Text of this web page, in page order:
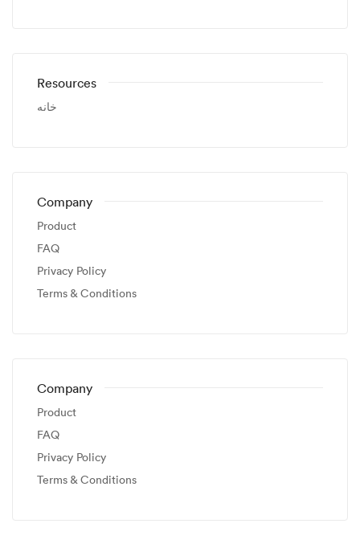
Resources
خانه
Company
Product
FAQ
Privacy Policy
Terms & Conditions
Company
Product
FAQ
Privacy Policy
Terms & Conditions